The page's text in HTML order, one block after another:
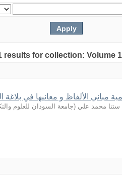
results for collection: Volume
مباني الألفاظ و معانيها في بلاغة
محمد علي (جامعة السودان للعلوم